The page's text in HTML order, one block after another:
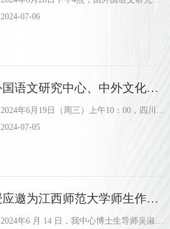
2024-07-06
王仁强副校长到外国语文研究中心、中外文化比较研究中心调研
2024-07-05
我中心吴淑琼教授应邀为江西师范大学师生作报告
2024年6 月 14 日，我中心博士生导师吴淑琼教授应邀为江西师范大学外国语学院师生作题为“认知社会语言学视角下反义词不对称性的历时研究”的学术讲座。本次讲座由蒋向勇教授主持，50...